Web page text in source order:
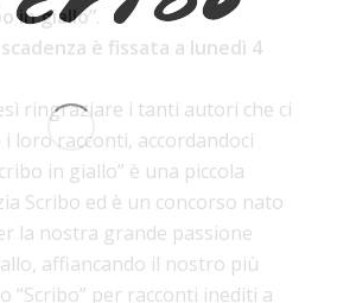
in giallo”.
è fissata a lunedì 4
ringraziare i tanti autori che ci
loro racconti, accordandoci
in giallo” è una piccola
Scribo ed è un concorso nato
la nostra grande passione
affiancando il nostro più
“Scribo” per racconti inediti a